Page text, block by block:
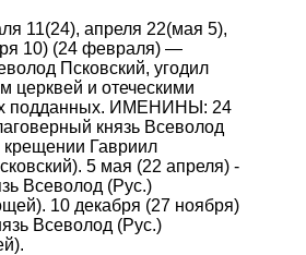
11(24), апреля 22(мая 5),
10) (24 февраля) —
Псковский, угодил
церквей и отеческими
подданных. ИМЕНИНЫ: 24
князь Всеволод
крещении Гавриил
5 мая (22 апреля) -
Всеволод (Рус.)
10 декабря (27 ноября)
Всеволод (Рус.)